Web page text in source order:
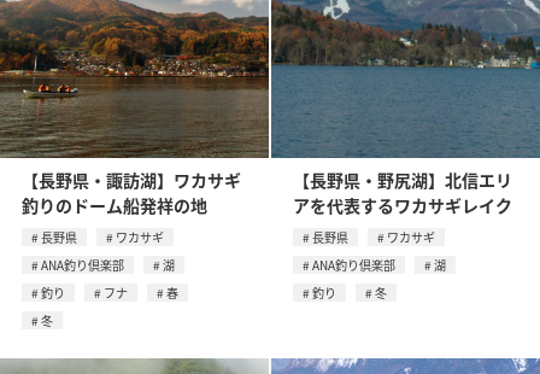
【長野県・諏訪湖】ワカサギ
釣りのドーム船発祥の地
長野県
ワカサギ
ANA釣り倶楽部
湖
釣り
フナ
春
冬
【長野県・野尻湖】北信エリ
アを代表するワカサギレイク
長野県
ワカサギ
ANA釣り倶楽部
湖
釣り
冬